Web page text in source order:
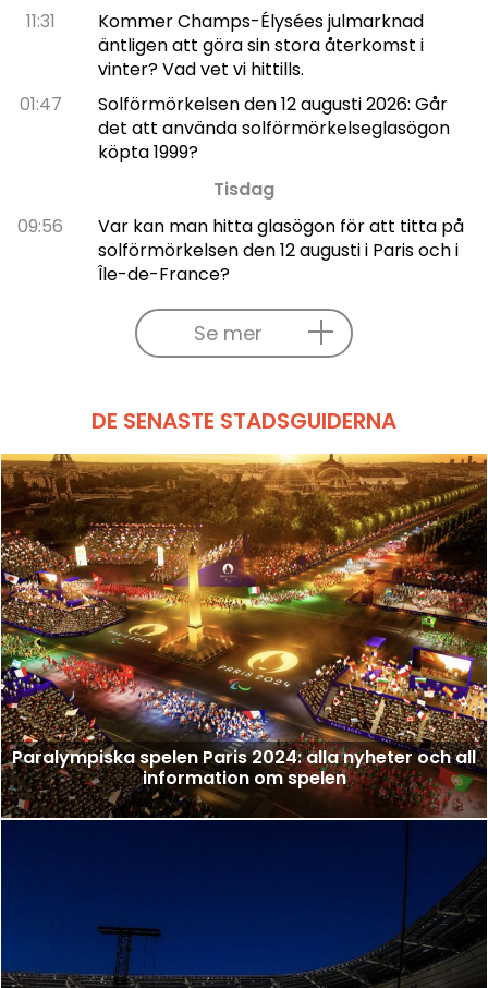
11:31
Kommer Champs-Élysées julmarknad
äntligen att göra sin stora återkomst i
vinter? Vad vet vi hittills.
01:47
Solförmörkelsen den 12 augusti 2026: Går
det att använda solförmörkelseglasögon
köpta 1999?
Tisdag
09:56
Var kan man hitta glasögon för att titta på
solförmörkelsen den 12 augusti i Paris och i
Île-de-France?
Se mer
DE SENASTE STADSGUIDERNA
Paralympiska spelen Paris 2024: alla nyheter och all
information om spelen